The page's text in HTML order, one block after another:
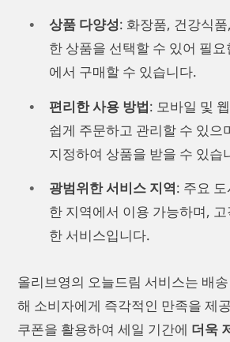
상품 다양성: 화장품, 건강식
한 상품을 선택할 수 있어 필
에서 구매할 수 있습니다.
편리한 사용 방법: 모바일 및
쉽게 주문하고 관리할 수 있으
지정하여 상품을 받을 수 있습
광범위한 서비스 지역: 주요
한 지역에서 이용 가능하며,
한 서비스입니다.
올리브영의 오늘드림 서비스는 배
해 소비자에게 즉각적인 만족을 제
쿠폰을 활용하여 세일 기간에 더욱